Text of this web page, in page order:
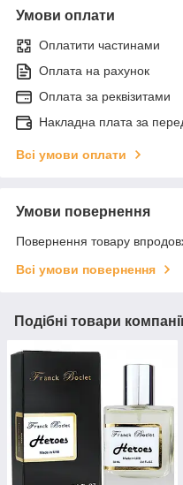
Умови оплати
Оплатити частинами
Оплата на рахунок
Оплата за реквізитами
Накладна плата за
Всі умови оплати
Умови повернення
Повернення товару
Всі умови повернення
Подібні товари